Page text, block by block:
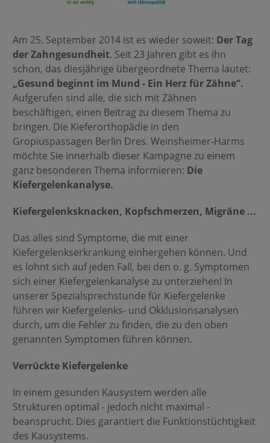
Am 25. September 2014 ist es wieder soweit: Der Tag
der Zahngesundheit. Seit 23 Jahren gibt es ihn
schon, das diesjährige übergeordnete Thema lautet:
„Gesund beginnt im Mund - Ein Herz für Zähne“.
Aufgerufen sind alle, die sich mit Zähnen
beschäftigen, einen Beitrag zu diesem Thema zu
bringen. Die Kieferorthopädie in den
Gropiuspassagen Berlin Dres. Weinsheimer-Harms
möchte Sie innerhalb dieser Kampagne zu einem
ganz besonderen Thema informieren: Die
Kiefergelenkanalyse.
Kiefergelenksknacken, Kopfschmerzen, Migräne ...
Das alles sind Symptome, die mit einer
Kiefergelenkserkrankung einhergehen können. Und
es lohnt sich auf jeden Fall, bei den o. g. Symptomen
sich einer Kiefergelenkanalyse zu unterziehen! In
unserer Spezialsprechstunde für Kiefergelenke
führen wir Kiefergelenks- und Okklusionsanalysen
durch, um die Fehler zu finden, die zu den oben
genannten Symptomen führen können.
Verrückte Kiefergelenke
In einem gesunden Kausystem werden alle
Strukturen optimal - jedoch nicht maximal -
beansprucht. Dies garantiert die Funktionstüchtigkeit
des Kausystems.